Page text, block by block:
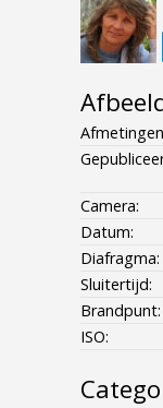
Camera:
Datum:
Diafragma:
Sluitertijd:
Brandpunt:
ISO: